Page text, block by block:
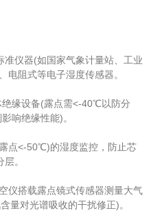
准仪器(如国家气象计量站、工业
电阻式等电子湿度传感器。
绝缘设备(露点需<-40℃以防分
响绝缘性能)。
点<-50℃)的湿度监控，防止芯
。
仪搭载露点镜式传感器测量大气
量对光谱吸收的干扰修正)。